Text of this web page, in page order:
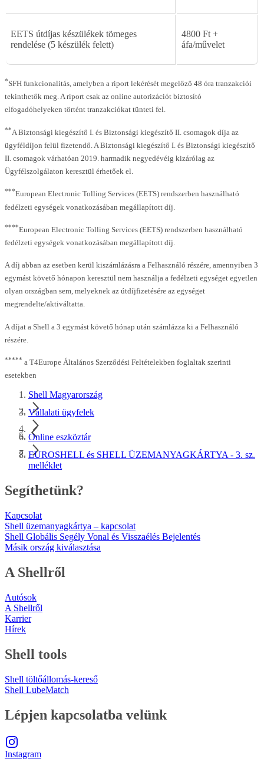
EETS útdíjas készülékek tömeges
rendelése (5 készülék felett)
4800 Ft +
áfa/művelet
*SFH funkcionalitás, amelyben a riport lekérését megelőző 48 óra tranzakciói
tekinthetők meg. A riport csak az online autorizációt biztosító
elfogadóhelyeken történt tranzakciókat tünteti fel.
**A Biztonsági kiegészítő I. és Biztonsági kiegészítő II. csomagok díja az
ügyféldíjon felül fizetendő. A Biztonsági kiegészítő I. és Biztonsági kiegészítő
II. csomagok várhatóan 2019. harmadik negyedévéig kizárólag az
Ügyfélszolgálaton keresztül érhetőek el.
***European Electronic Tolling Services (EETS) rendszerben használható
fedélzeti egységek vonatkozásában megállapított díj.
****European Electronic Tolling Services (EETS) rendszerben használható
fedélzeti egységek vonatkozásában megállapított díj.
A díj abban az esetben kerül kiszámlázásra a Felhasználó részére, amennyiben 3
egymást követő hónapon keresztül nem használja a fedélzeti egységet egyetlen
olyan országban sem, melyeknek az útdíjfizetésére az egységet
megrendelte/aktiváltatta.
A díjat a Shell a 3 egymást követő hónap után számlázza ki a Felhasználó
részére.
***** a T4Europe Általános Szerződési Feltételekben foglaltak szerinti
esetekben
Shell Magyarország
Vállalati ügyfelek
Online eszköztár
EUROSHELL és SHELL ÜZEMANYAGKÁRTYA - 3. sz.
melléklet
Segíthetünk?
Kapcsolat
Shell üzemanyagkártya – kapcsolat
Shell Globális Segély Vonal és Visszaélés Bejelentés
Másik ország kiválasztása
A Shellről
Autósok
A Shellről
Karrier
Hírek
Shell tools
Shell töltőállomás-kereső
Shell LubeMatch
Lépjen kapcsolatba velünk
Instagram